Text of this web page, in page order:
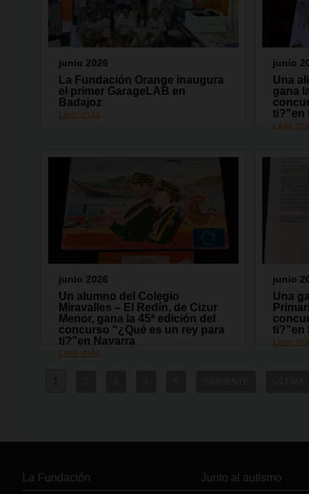
junio 2026
La Fundación Orange inaugura
el primer GarageLAB en
Badajoz
Leer más
junio
Una
gana
ti?”en
Leer
junio 2026
Un alumno del Colegio
Miravalles – El Redín, de Cizur
Menor, gana la 45ª edición del
concurso “¿Qué es un rey para
ti?”en Navarra
Leer más
junio
Una
ti?”en
Leer
La Fundación Junto al autismo